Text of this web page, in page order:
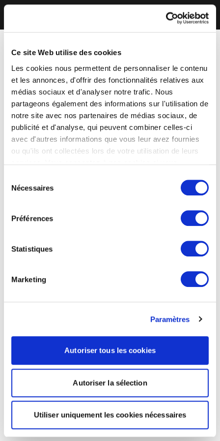
Ce site Web utilise des cookies
Les cookies nous permettent de personnaliser le contenu
et les annonces, d'offrir des fonctionnalités relatives aux
médias sociaux et d'analyser notre trafic. Nous
partageons également des informations sur l'utilisation de
notre site avec nos partenaires de médias sociaux, de
publicité et d'analyse, qui peuvent combiner celles-ci
avec d'autres informations que vous leur avez fournies
ou qu'ils ont collectées lors de votre utilisation de leurs
Nécessaires
Préférences
Statistiques
Marketing
Paramètres
Autoriser tous les cookies
Autoriser la sélection
Utiliser uniquement les cookies nécessaires